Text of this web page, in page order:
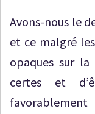
Avons-nous le
et ce malgré
opaques sur
certes et